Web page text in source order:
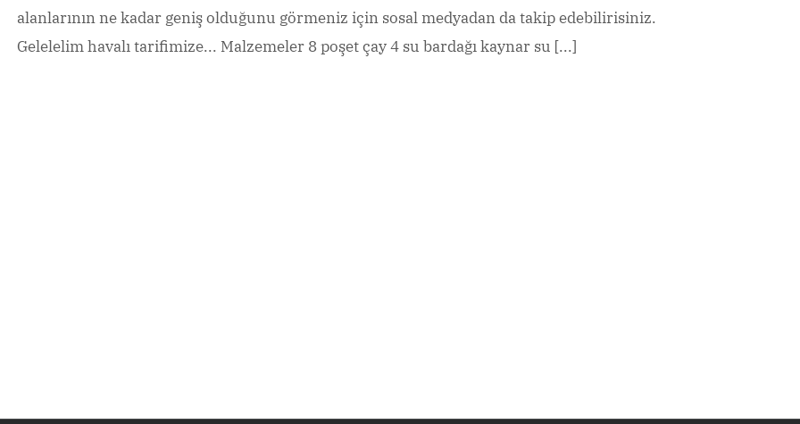
alanlarının ne kadar geniş olduğunu görmeniz için sosal medyadan da takip edebilirisiniz.
Gelelelim havalı tarifimize... Malzemeler 8 poşet çay 4 su bardağı kaynar su [...]